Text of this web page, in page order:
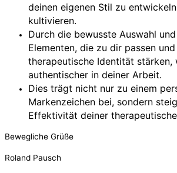
deinen eigenen Stil zu
kultivieren.
Durch die bewusste Auswahl
Elementen, die zu dir passen
therapeutische Identität stärken,
authentischer in deiner Arbeit.
Dies trägt nicht nur zu einem
Markenzeichen bei, sondern
Effektivität deiner
Bewegliche Grüße
Roland Pausch